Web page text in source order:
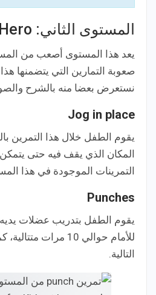
المستوى الثاني: Hero
يعد هذا المستوى أصعب من
صعوبة التمارين التي يتضمنها
نستعرض بعضا منه بالشرح
Jog in place
يقوم الطفل خلال هذا التمرين
المكان الذي يقف فيه حتى
التمرينات الموجودة في هذا
Punches
يقوم الطفل بتدريب عضلات
للأمام حوالي 10
التالية.